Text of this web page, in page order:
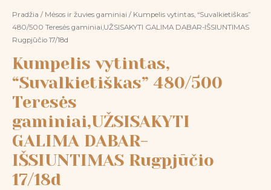
Pradžia / Mėsos ir žuvies gaminiai / Kumpelis vytintas, “Suvalkietiškas”
480/500 Teresės gaminiai,UŽSISAKYTI GALIMA DABAR-IŠSIUNTIMAS
Rugpjūčio 17/18d
Kumpelis vytintas,
“Suvalkietiškas” 480/500
Teresės
gaminiai,UŽSISAKYTI
GALIMA DABAR-
IŠSIUNTIMAS Rugpjūčio
17/18d
“Suvalkietiškas”
480/500
Teresės
GALIMA
DABAR-
IŠSIUNTIMAS
Rugpjūčio
17/18d